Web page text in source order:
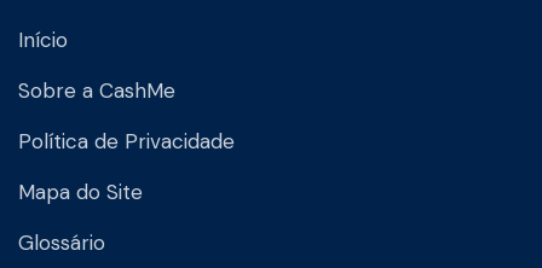
Início
Sobre a CashMe
Política de Privacidade
Mapa do Site
Glossário